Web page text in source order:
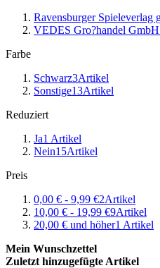
Ravensburger Spieleverlag
VEDES Gro?handel GmbH
Farbe
Schwarz3Artikel
Sonstige13Artikel
Reduziert
Ja1 Artikel
Nein15Artikel
Preis
0,00 € - 9,99 €2Artikel
10,00 € - 19,99 €9Artikel
20,00 € und höher1 Artikel
Mein Wunschzettel
Zuletzt hinzugefügte Artikel